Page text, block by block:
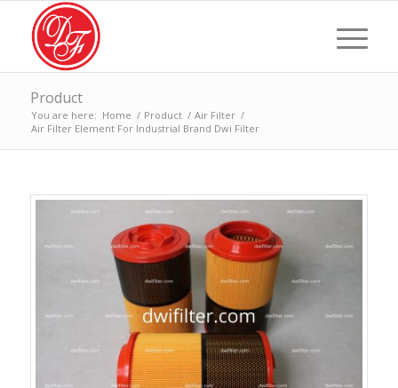
Product
You are here: Home / Product / Air Filter /
Air Filter Element For Industrial Brand Dwi Filter